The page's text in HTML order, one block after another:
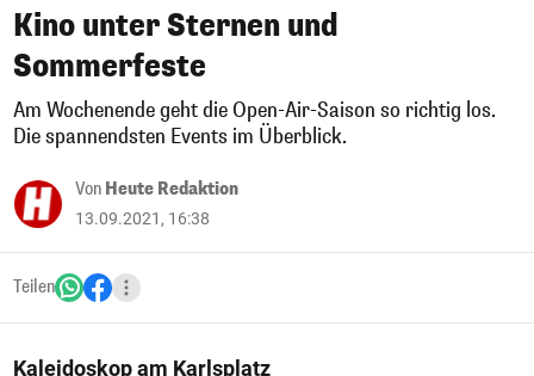
Kino unter Sternen und
Sommerfeste
Am Wochenende geht die Open-Air-Saison so richtig los.
Die spannendsten Events im Überblick.
Von Heute Redaktion
13.09.2021, 16:38
Teilen
Kaleidoskop am Karlsplatz